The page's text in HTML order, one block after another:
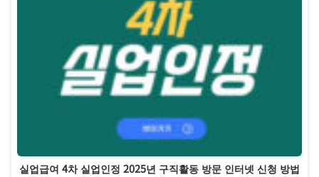
실업급여 4차 실업인정 2025년 구직활동 방문 인터넷 신청 방법